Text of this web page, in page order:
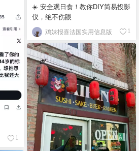
☀️ 安全观日食！教你DIY简易投影
仪，绝不伤眼
鸡妹报喜法国实用信息版 1
1